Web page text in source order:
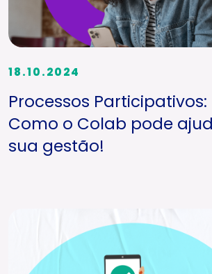
18.10.2024
Processos Participativos:
Como o Colab pode
sua gestão!